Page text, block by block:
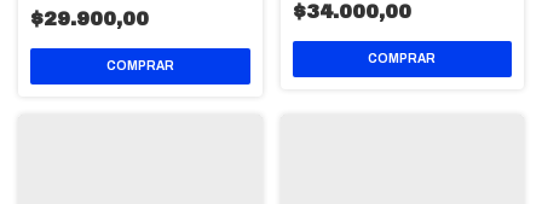
$29.900,00 $34.000,00